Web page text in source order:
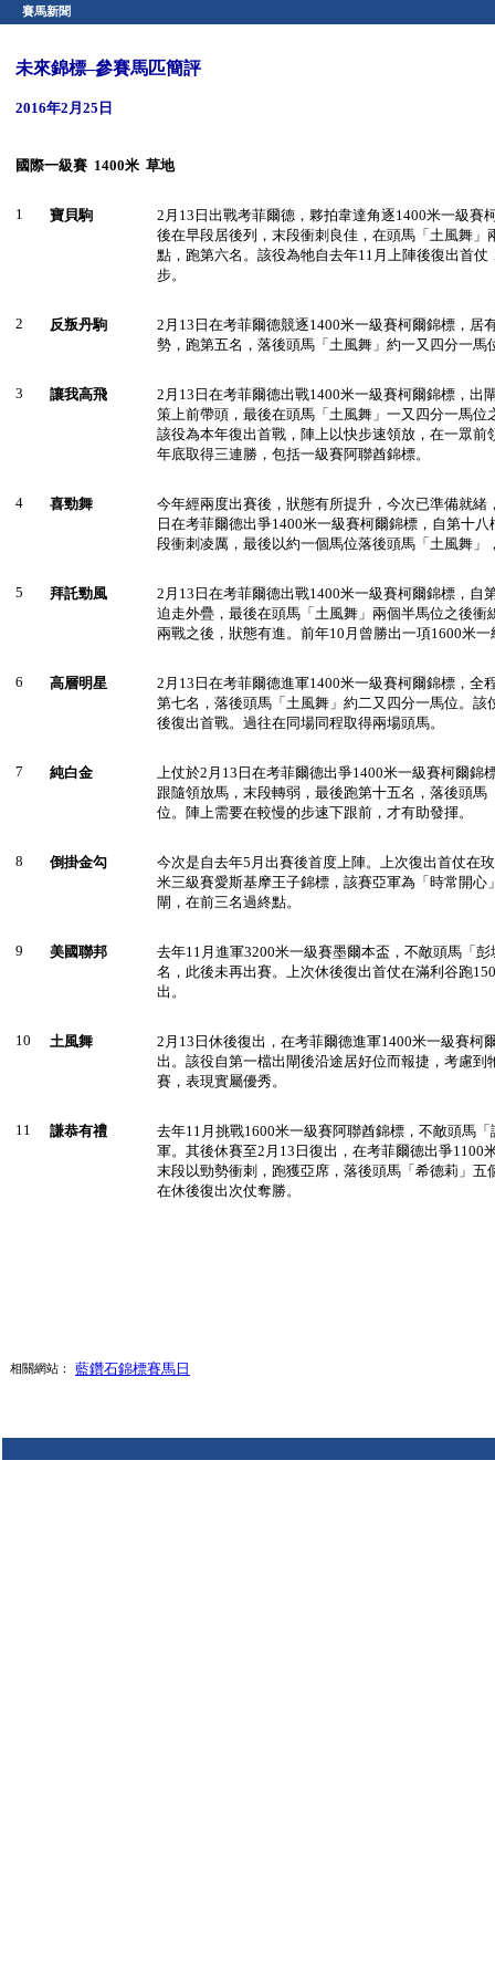
賽馬新聞
未來錦標–參賽馬匹簡評
2016年2月25日
國際一級賽 1400米 草地
1 寶貝駒
2月13日出戰考菲爾德，夥拍韋達角逐1400米一級賽
後在早段居後列，末段衝刺良佳，在頭馬「土風舞」
點，跑第六名。該役為牠自去年11月上陣後復出首仗
步。
2 反叛丹駒
2月13日在考菲爾德競逐1400米一級賽柯爾錦標，居
勢，跑第五名，落後頭馬「土風舞」約一又四分一馬
3 讓我高飛
2月13日在考菲爾德出戰1400米一級賽柯爾錦標，出
策上前帶頭，最後在頭馬「土風舞」一又四分一馬位
該役為本年復出首戰，陣上以快步速領放，在一眾前
年底取得三連勝，包括一級賽阿聯酋錦標。
4 喜勁舞
今年經兩度出賽後，狀態有所提升，今次已準備就緒
日在考菲爾德出爭1400米一級賽柯爾錦標，自第十
段衝刺凌厲，最後以約一個馬位落後頭馬「土風舞」
5 拜託勁風
2月13日在考菲爾德出戰1400米一級賽柯爾錦標，自
迫走外疊，最後在頭馬「土風舞」兩個半馬位之後衝
兩戰之後，狀態有進。前年10月曾勝出一項1600米一
6 高層明星
2月13日在考菲爾德進軍1400米一級賽柯爾錦標，全
第七名，落後頭馬「土風舞」約二又四分一馬位。該
後復出首戰。過往在同場同程取得兩場頭馬。
7 純白金
上仗於2月13日在考菲爾德出爭1400米一級賽柯爾錦
跟隨領放馬，末段轉弱，最後跑第十五名，落後頭馬
位。陣上需要在較慢的步速下跟前，才有助發揮。
8 倒掛金勾
今次是自去年5月出賽後首度上陣。上次復出首仗在
米三級賽愛斯基摩王子錦標，該賽亞軍為「時常開心
閘，在前三名過終點。
9 美國聯邦
去年11月進軍3200米一級賽墨爾本盃，不敵頭馬「
名，此後未再出賽。上次休後復出首仗在滿利谷跑
出。
10 土風舞
2月13日休後復出，在考菲爾德進軍1400米一級賽柯
出。該役自第一檔出閘後沿途居好位而報捷，考慮到
賽，表現實屬優秀。
11 謙恭有禮
去年11月挑戰1600米一級賽阿聯酋錦標，不敵頭馬
軍。其後休賽至2月13日復出，在考菲爾德出爭1100
末段以勁勢衝刺，跑獲亞席，落後頭馬「希德莉」五
在休後復出次仗奪勝。
相關網站： 藍鑽石錦標賽馬日